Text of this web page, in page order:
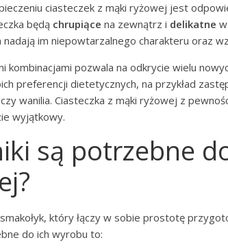
ciasteczek z mąki ryżowej jest
będą chrupiące na zewnątrz i delikatne
im niepowtarzalnego charakteru oraz
kombinacjami pozwala na odkrycie wielu
preferencji dietetycznych, na przykład
wanilia. Ciasteczka z mąki ryżowej z
wyjątkowy.
są potrzebne
który łączy w sobie prostotę
do ich wyrobu to: